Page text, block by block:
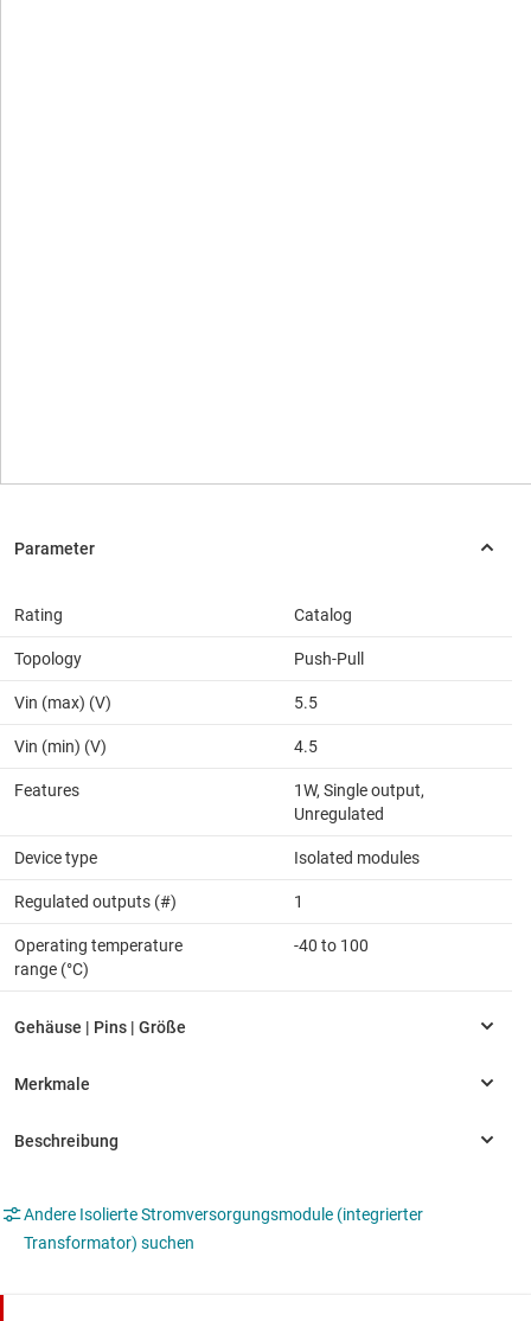
Rating Catalog
Topology Push-Pull
Vin (max) (V) 5.5
Vin (min) (V) 4.5
Features
1W, Single output,
Unregulated
Device type Isolated modules
Regulated outputs (#) 1
Operating temperature
range (°C)
-40 to 100
Andere Isolierte Stromversorgungsmodule (integrierter
Transformator) suchen